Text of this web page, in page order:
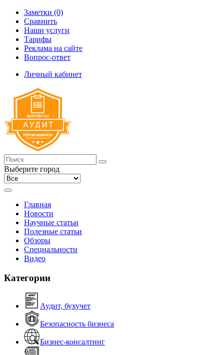
Заметки (0)
Сравнить
Наши услуги
Тарифы
Реклама на сайте
Вопрос-ответ
Личный кабинет
Выберите город
Главная
Новости
Научные статьи
Полезные статьи
Обзоры
Специальности
Видео
Категории
Аудит, бухучет
Безопасность бизнеса
Бизнес-консалтинг